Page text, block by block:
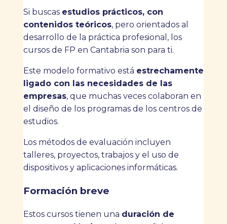
Si buscas estudios prácticos, con
contenidos teóricos, pero orientados al
desarrollo de la práctica profesional, los
cursos de FP en Cantabria son para ti.
Este modelo formativo está estrechamente
ligado con las necesidades de las
empresas, que muchas veces colaboran en
el diseño de los programas de los centros de
estudios.
Los métodos de evaluación incluyen
talleres, proyectos, trabajos y el uso de
dispositivos y aplicaciones informáticas.
Formación breve
Estos cursos tienen una duración de